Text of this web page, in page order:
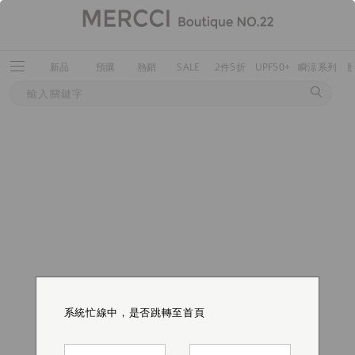
新品 預購 熱銷 SALE 2件5折 UPF50+ 瞬涼系列
系統忙線中，是否跳轉至首頁
系統忙線中，是否跳轉至首頁
系統忙線中，是否跳轉至首頁
系統忙線中，是否跳轉至首頁
系統忙線中，是否跳轉至首頁